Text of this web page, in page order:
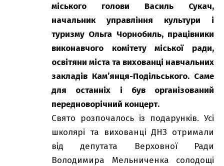
міського голови Василь Сукач,
начальник управління культури і
туризму Ольга Чорнобиль, працівники
виконавчого комітету міської ради,
освітяни міста та вихованці навчальних
закладів Кам’янця-Подільського. Саме
для останніх і був організований
передноворічний концерт.
Свято розпочалось із подарунків. Усі
школярі та вихованці ДНЗ отримали
від депутата Верховної Ради
Володимира Мельниченка солодощі